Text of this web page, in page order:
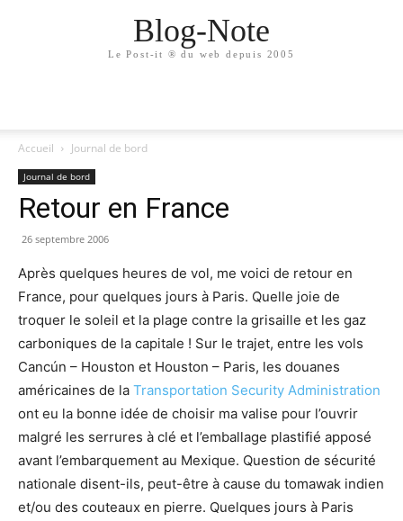
Blog-Note
Le Post-it ® du web depuis 2005
Accueil Journal de bord
Journal de bord
Retour en France
26 septembre 2006
Après quelques heures de vol, me voici de retour en
France, pour quelques jours à Paris. Quelle joie de
troquer le soleil et la plage contre la grisaille et les gaz
carboniques de la capitale ! Sur le trajet, entre les vols
Cancún – Houston et Houston – Paris, les douanes
américaines de la Transportation Security Administration
ont eu la bonne idée de choisir ma valise pour l’ouvrir
malgré les serrures à clé et l’emballage plastifié apposé
avant l’embarquement au Mexique. Question de sécurité
nationale disent-ils, peut-être à cause du tomawak indien
et/ou des couteaux en pierre. Quelques jours à Paris